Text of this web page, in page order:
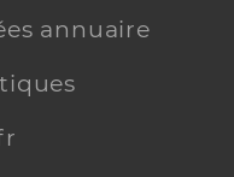
annuaire